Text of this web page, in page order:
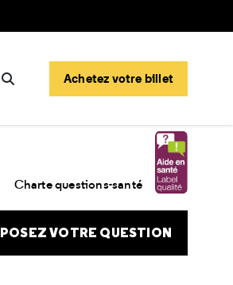
Rechercher
Achetez votre billet
Charte questions-santé
POSEZ VOTRE QUESTION